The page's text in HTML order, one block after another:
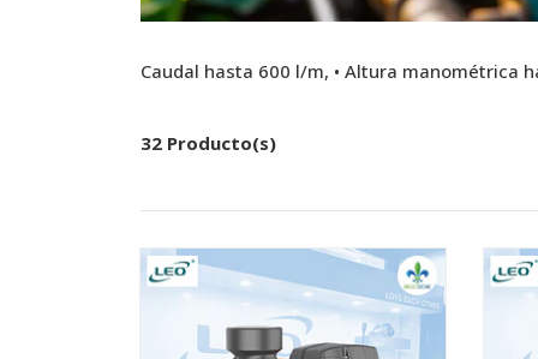
Caudal hasta 600 l/m, • Altura manométrica
32 Producto(s)